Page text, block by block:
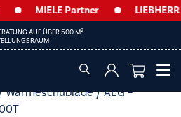
MIELE Partner LIEBHERR
AUF ÜBER 500 M2
Wärmeschublade/ AEG –